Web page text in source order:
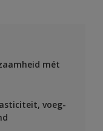
mét
voeg-